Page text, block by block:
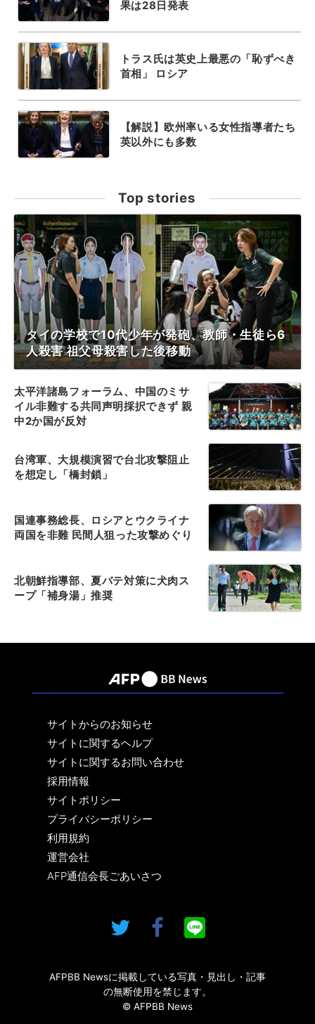
果は28日発表
トラス氏は英史上最悪の「恥ずべき
首相」 ロシア
【解説】欧州率いる女性指導者たち
英以外にも多数
Top stories
タイの学校で10代少年が発砲、教師・生徒ら6
人殺害 祖父母殺害した後移動
太平洋諸島フォーラム、中国のミサ
イル非難する共同声明採択できず 親
中2か国が反対
台湾軍、大規模演習で台北攻撃阻止
を想定し「橋封鎖」
国連事務総長、ロシアとウクライナ
両国を非難 民間人狙った攻撃めぐり
北朝鮮指導部、夏バテ対策に犬肉ス
ープ「補身湯」推奨
サイトからのお知らせ
サイトに関するヘルプ
サイトに関するお問い合わせ
採用情報
サイトポリシー
プライバシーポリシー
利用規約
運営会社
AFP通信会長ごあいさつ
AFPBB Newsに掲載している写真・見出し・記事
の無断使用を禁じます。
© AFPBB News